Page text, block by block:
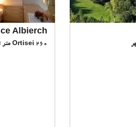
Albierch
Ortisei 260 متر از مرکز شهر